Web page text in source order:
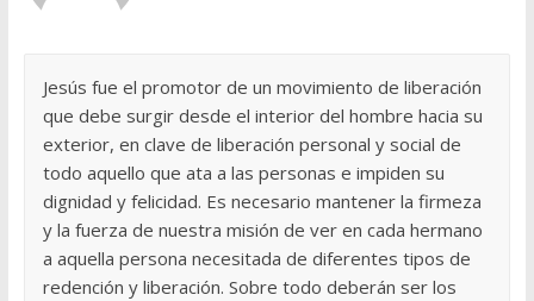
Jesús fue el promotor de un movimiento de liberación
que debe surgir desde el interior del hombre hacia su
exterior, en clave de liberación personal y social de
todo aquello que ata a las personas e impiden su
dignidad y felicidad. Es necesario mantener la firmeza
y la fuerza de nuestra misión de ver en cada hermano
a aquella persona necesitada de diferentes tipos de
redención y liberación. Sobre todo deberán ser los